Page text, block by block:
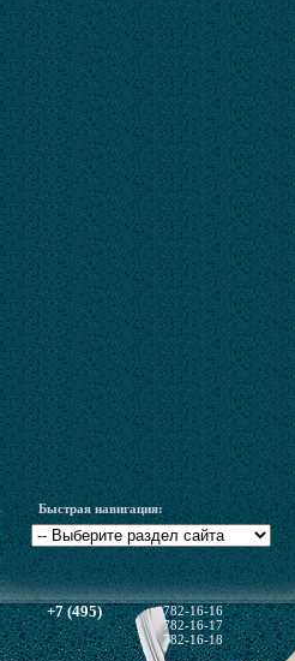
Быстрая навигация:
+7 (495)
782-16-16
782-16-17
782-16-18